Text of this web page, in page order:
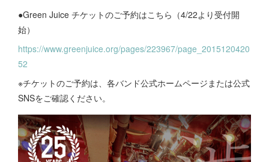
●Green Juice チケットのご予約はこちら（4/22より受付開
始）
https://www.greenjuice.org/pages/223967/page_2015120420
52
※チケットのご予約は、各バンド公式ホームページまたは公式
SNSをご確認ください。